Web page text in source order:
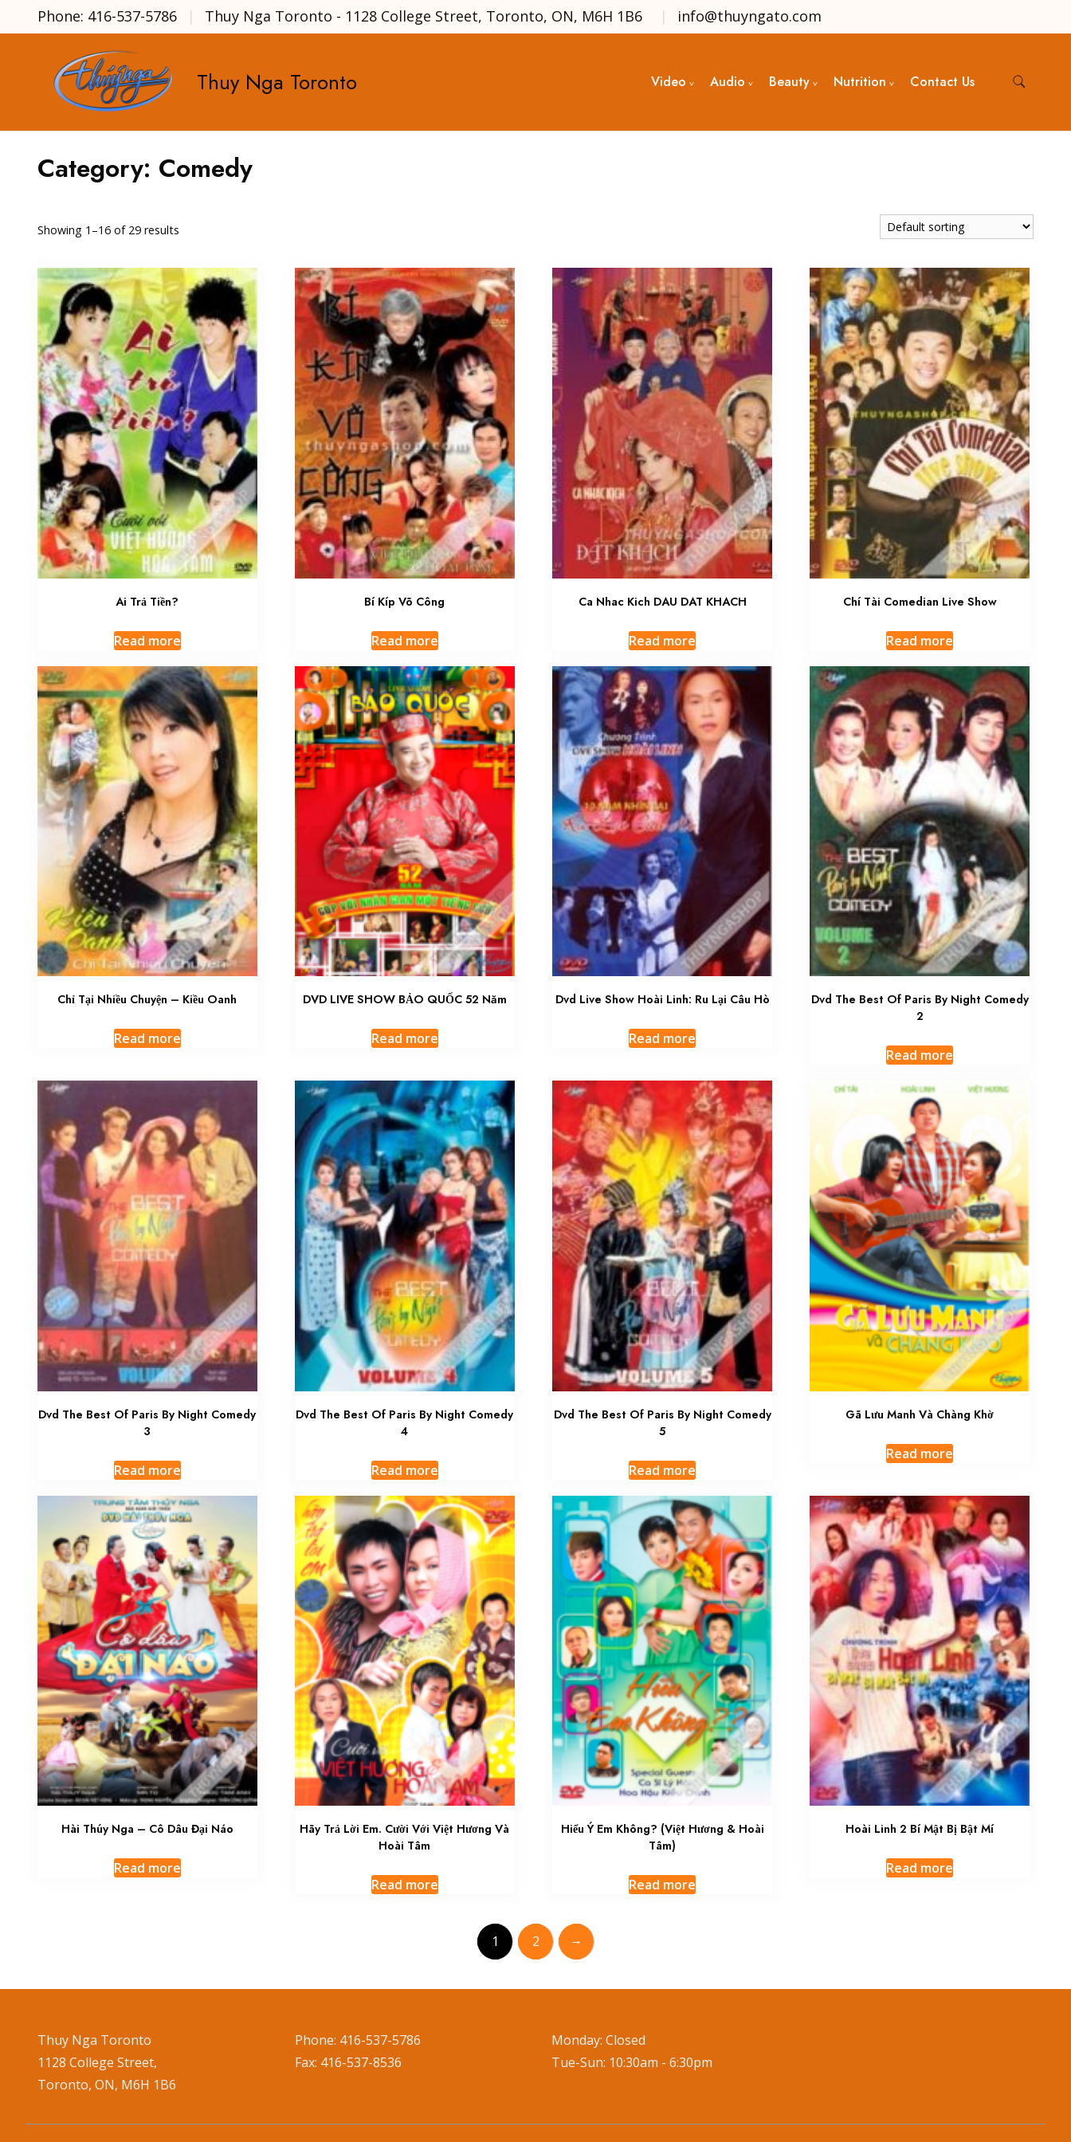
Phone: 416-537-5786 Thuy Nga Toronto - 1128 College Street, Toronto, ON, M6H 1B6 info@thuyngato.com
Thuy Nga Toronto Video Audio Beauty Nutrition Contact Us
Category: Comedy
Showing 1–16 of 29 results
Ai Trả Tiền?
Read more
Bí Kíp Võ Công
Read more
Ca Nhac Kich DAU DAT KHACH
Read more
Chí Tài Comedian Live Show
Read more
Chỉ Tại Nhiều Chuyện – Kiều Oanh
Read more
DVD LIVE SHOW BẢO QUỐC 52 Năm
Read more
Dvd Live Show Hoài Linh: Ru Lại Câu Hò
Read more
Dvd The Best Of Paris By Night Comedy
2
Read more
Dvd The Best Of Paris By Night Comedy
3
Read more
Dvd The Best Of Paris By Night Comedy
4
Read more
Dvd The Best Of Paris By Night Comedy
5
Read more
Gã Lưu Manh Và Chàng Khờ
Read more
Hài Thúy Nga – Cô Dâu Đại Náo
Read more
Hãy Trả Lời Em. Cười Với Việt Hương Và
Hoài Tâm
Read more
Hiểu Ý Em Không? (Việt Hương & Hoài
Tâm)
Read more
Hoài Linh 2 Bí Mật Bị Bật Mí
Read more
1 2 →
Thuy Nga Toronto
1128 College Street,
Toronto, ON, M6H 1B6
Phone: 416-537-5786
Fax: 416-537-8536
Monday: Closed
Tue-Sun: 10:30am - 6:30pm